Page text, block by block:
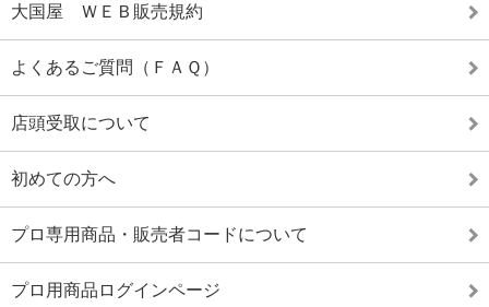
大国屋 ＷＥＢ販売規約
よくあるご質問（ＦＡＱ）
店頭受取について
初めての方へ
プロ専用商品・販売者コードについて
プロ用商品ログインページ